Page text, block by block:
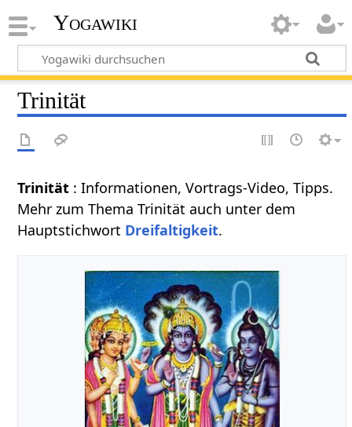
Yogawiki
Trinität
Trinität : Informationen, Vortrags-Video, Tipps.
Mehr zum Thema Trinität auch unter dem
Hauptstichwort Dreifaltigkeit.